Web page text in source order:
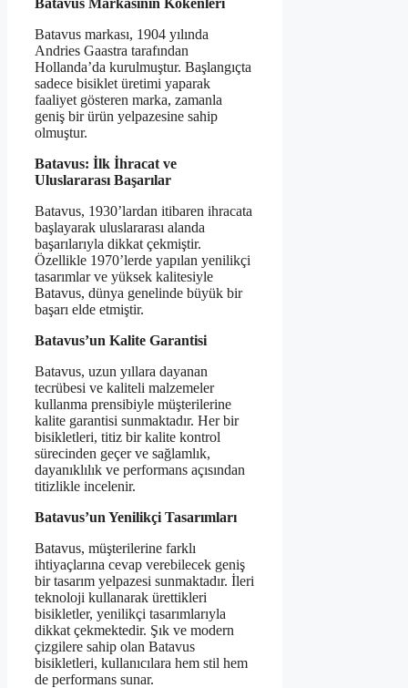
Batavus markası, 1904 yılında
Andries Gaastra tarafından
Hollanda’da kurulmuştur. Başlangıçta
sadece bisiklet üretimi yaparak
faaliyet gösteren marka, zamanla
geniş bir ürün yelpazesine sahip
olmuştur.
Batavus: İlk İhracat ve
Uluslararası Başarılar
Batavus, 1930’lardan itibaren ihracata
başlayarak uluslararası alanda
başarılarıyla dikkat çekmiştir.
Özellikle 1970’lerde yapılan yenilikçi
tasarımlar ve yüksek kalitesiyle
Batavus, dünya genelinde büyük bir
başarı elde etmiştir.
Batavus’un Kalite Garantisi
Batavus, uzun yıllara dayanan
tecrübesi ve kaliteli malzemeler
kullanma prensibiyle müşterilerine
kalite garantisi sunmaktadır. Her bir
bisikletleri, titiz bir kalite kontrol
sürecinden geçer ve sağlamlık,
dayanıklılık ve performans açısından
titizlikle incelenir.
Batavus’un Yenilikçi Tasarımları
Batavus, müşterilerine farklı
ihtiyaçlarına cevap verebilecek geniş
bir tasarım yelpazesi sunmaktadır. İleri
teknoloji kullanarak ürettikleri
bisikletler, yenilikçi tasarımlarıyla
dikkat çekmektedir. Şık ve modern
çizgilere sahip olan Batavus
bisikletleri, kullanıcılara hem stil hem
de performans sunar.